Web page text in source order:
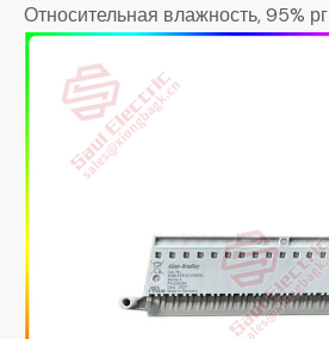
Относительная влажность, 95% рг